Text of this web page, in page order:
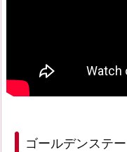
ゴールデンステ